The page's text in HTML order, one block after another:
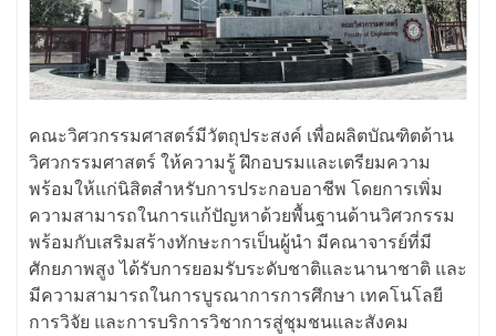
คณะวิศวกรรมศาสตร์มีวัตถุประสงค์ เพื่อผลิตบัณฑิตด้าน
วิศวกรรมศาสตร์ ให้ความรู้ ฝึกอบรมและเตรียมความ
พร้อมให้แก่นิสิตสำหรับการประกอบอาชีพ โดยการเพิ่ม
ความสามารถในการแก้ปัญหาด้วยพื้นฐานด้านวิศวกรรม
พร้อมกับเสริมสร้างทักษะการเป็นผู้นำ มีคณาจารย์ที่มี
ศักยภาพสูง ได้รับการยอมรับระดับชาติและนานาชาติ และ
มีความสามารถในการบูรณาการการศึกษา เทคโนโลยี
การวิจัย และการบริการวิชาการสู่ชุมชนและสังคม